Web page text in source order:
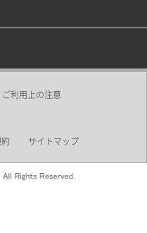
ご利用上の注意
サイトマップ